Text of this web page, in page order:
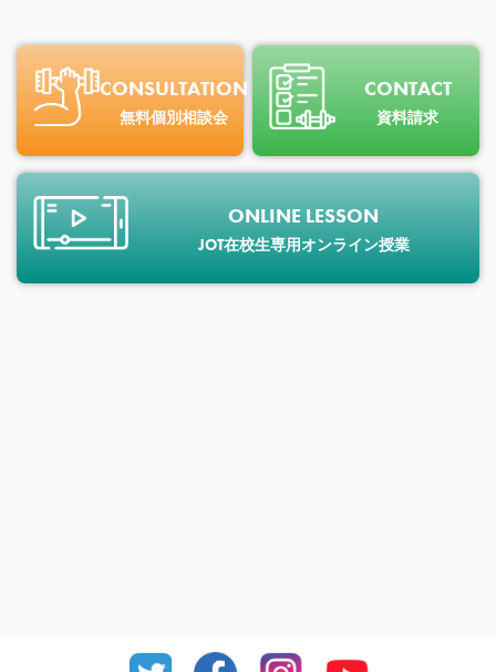
CONSULTATION
無料個別相談会
CONTACT
資料請求
ONLINE LESSON
JOT在校生専用オンライン授業